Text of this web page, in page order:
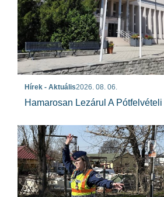
Hírek - Aktuális2026. 08. 06.
Hamarosan Lezárul A